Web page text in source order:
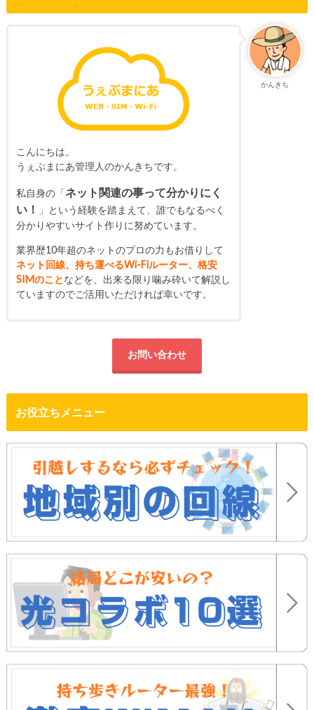
かんきち
こんにちは。
うぇぶまにあ管理人のかんきちです。
私自身の「ネット関連の事って分かりにく
い！
」という経験を踏まえて、誰でもなるべく
分かりやすいサイト作りに努めています。
業界歴10年超のネットのプロの力もお借りして
ネット回線、持ち運べるWi-Fiルーター、格安
SIMのことなどを、出来る限り噛み砕いて解説し
ていますのでご活用いただければ幸いです。
お問い合わせ
お役立ちメニュー